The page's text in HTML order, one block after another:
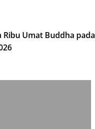
Umat Buddha pada